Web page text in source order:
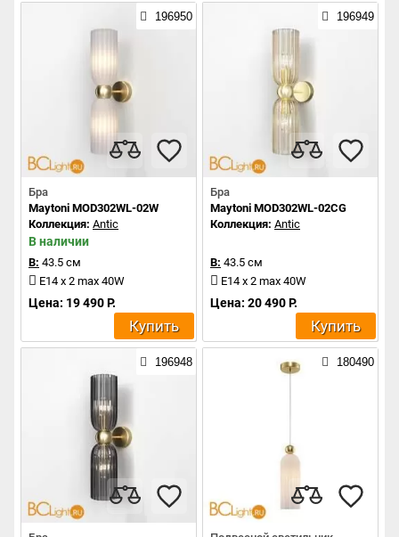
196950
Бра
Maytoni MOD302WL-02W
Коллекция: Antic
В наличии
В: 43.5 см
E14 x 2 max 40W
Цена: 19 490 Р.
Купить
196949
Бра
Maytoni MOD302WL-02CG
Коллекция: Antic
В: 43.5 см
E14 x 2 max 40W
Цена: 20 490 Р.
Купить
196948 180490